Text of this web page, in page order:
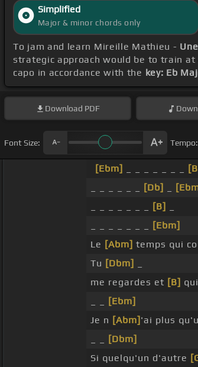
Simplified
Major & minor chords only
To jam and learn Mireille Mathieu -
strategic approach would be to train at
capo in accordance with the key: Eb
Download PDF
Font Size: Tempo:
[Ebm]
[Db]
[B]
[Ebm]
Le [Abm] temps qui
Tu [Dbm]
me regardes et [B]
[Ebm]
Je n [Abm] 'ai plus
[Dbm]
Si quelqu'un d'autre